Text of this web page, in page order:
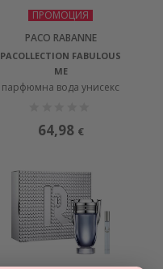
ПРОМОЦИЯ
PACO RABANNE
PACOLLECTION FABULOUS
ME
парфюмна вода унисекс
64,98 €